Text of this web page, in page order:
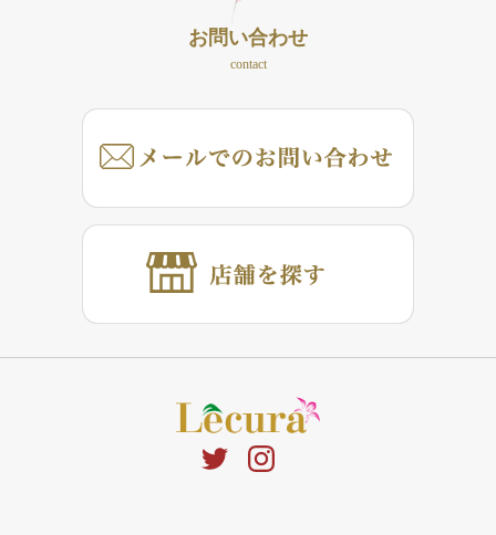
お問い合わせ
contact